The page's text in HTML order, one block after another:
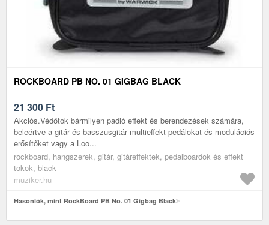
ROCKBOARD PB NO. 01 GIGBAG BLACK
21 300 Ft
Akciós.Védőtok bármilyen padló effekt és berendezések számára,
beleértve a gitár és basszusgitár multieffekt pedálokat és modulációs
erősítőket vagy a Loo...
rockboard, hangszerek, gitár, gitáreffektek, pedalboardok és effekt
tokok, black
muziker.hu
Hasonlók, mint RockBoard PB No. 01 Gigbag Black